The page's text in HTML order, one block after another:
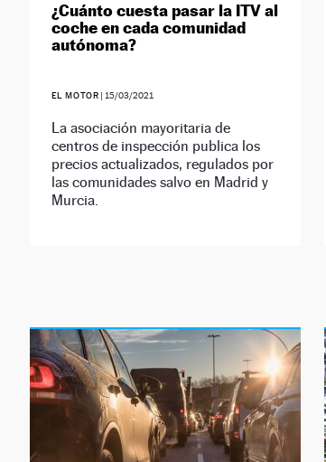
¿Cuánto cuesta pasar la ITV al
coche en cada comunidad
autónoma?
EL MOTOR | 15/03/2021
La asociación mayoritaria de
centros de inspección publica los
precios actualizados, regulados por
las comunidades salvo en Madrid y
Murcia.